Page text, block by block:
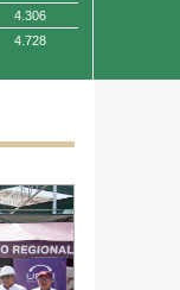
4.306
4.728